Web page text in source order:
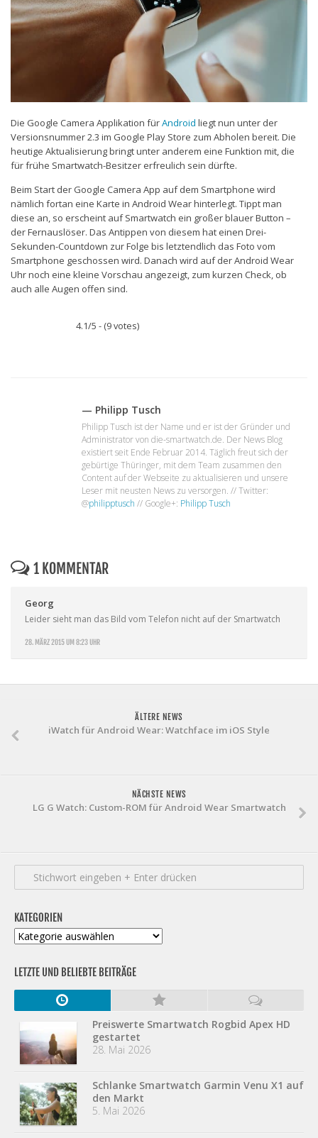
Mobilfunk-Vergleichsrechner
Mobilfunk-Tarifrechner
Flatrate-Datentarife
Die Google Camera Applikation fürAndroid liegt nun unter der
Versionsnummer 2.3 im Google Play Store zum Abholen bereit. Die
heutige Aktualisierung bringt unter anderem eine Funktion mit, die
für frühe Smartwatch-Besitzer erfreulich sein dürfte.
Beim Start der Google Camera App auf dem Smartphone wird
nämlich fortan eine Karte in Android Wear hinterlegt. Tippt man
diese an, so erscheint auf Smartwatch ein großer blauer Button –
der Fernauslöser. Das Antippen von diesem hat einen Drei-
Sekunden-Countdown zur Folge bis letztendlich das Foto vom
Smartphone geschossen wird. Danach wird auf der Android Wear
Uhr noch eine kleine Vorschau angezeigt, zum kurzen Check, ob
auch alle Augen offen sind.
4.1/5 - (9 votes)
— Philipp Tusch
Philipp Tusch ist der Name und er ist der Gründer und
Administrator von die-smartwatch.de. Der News Blog
existiert seit Ende Februar 2014. Täglich freut sich der
gebürtige Thüringer, mit dem Team zusammen den
Content auf der Webseite zu aktualisieren und unsere
Leser mit neusten News zu versorgen. // Twitter:
@philipptusch // Google+: Philipp Tusch
1 KOMMENTAR
Georg
28. MÄRZ 2015 UM 8:23 UHR
Leider sieht man das Bild vom Telefon nicht auf der Smartwatch
ÄLTERE NEWS
iWatch für Android Wear: Watchface im iOS Style
NÄCHSTE NEWS
LG G Watch: Custom-ROM für Android Wear Smartwatch
KATEGORIEN
Kategorien
LETZTE UND BELIEBTE BEITRÄGE
Preiswerte Smartwatch Rogbid Apex HD
gestartet
28. Mai 2026
Schlanke Smartwatch Garmin Venu X1 auf
den Markt
5. Mai 2026